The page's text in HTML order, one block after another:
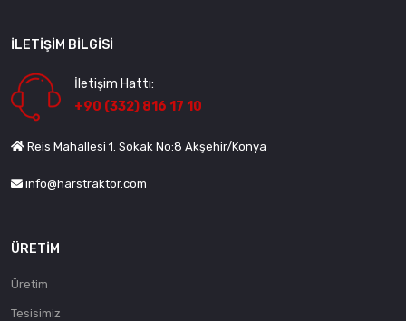
İLETIŞIM BILGISI
İletişim Hattı:
+90 (332) 816 17 10
Reis Mahallesi 1. Sokak No:8 Akşehir/Konya
info@harstraktor.com
ÜRETIM
Üretim
Tesisimiz